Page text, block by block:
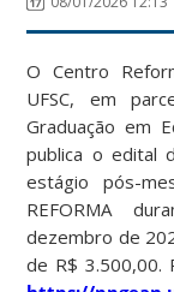
O Centro
UFSC, em
Graduação em
publica o edital
estágio pós-
REFORMA
dezembro de
de R$ 3.500,00.